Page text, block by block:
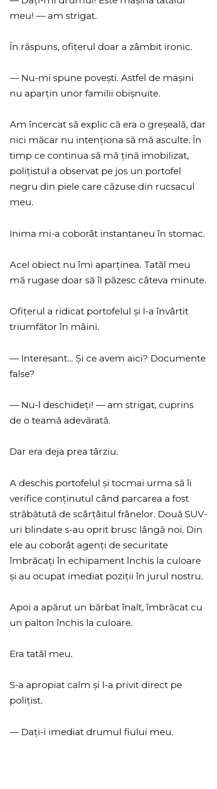
meu! — am strigat.
În răspuns, ofițerul doar a zâmbit ironic.
— Nu-mi spune povești. Astfel de mașini
nu aparțin unor familii obișnuite.
Am încercat să explic că era o greșeală, dar
nici măcar nu intenționa să mă asculte. În
timp ce continua să mă țină imobilizat,
polițistul a observat pe jos un portofel
negru din piele care căzuse din rucsacul
meu.
Inima mi-a coborât instantaneu în stomac.
Acel obiect nu îmi aparținea. Tatăl meu
mă rugase doar să îl păzesc câteva minute.
Ofițerul a ridicat portofelul și l-a învârtit
triumfător în mâini.
— Interesant… Și ce avem aici? Documente
false?
— Nu-l deschideți! — am strigat, cuprins
de o teamă adevărată.
Dar era deja prea târziu.
A deschis portofelul și tocmai urma să îi
verifice conținutul când parcarea a fost
străbătută de scârțâitul frânelor. Două SUV-
uri blindate s-au oprit brusc lângă noi. Din
ele au coborât agenți de securitate
îmbrăcați în echipament închis la culoare
și au ocupat imediat poziții în jurul nostru.
Apoi a apărut un bărbat înalt, îmbrăcat cu
un palton închis la culoare.
Era tatăl meu.
S-a apropiat calm și l-a privit direct pe
polițist.
— Dați-i imediat drumul fiului meu.